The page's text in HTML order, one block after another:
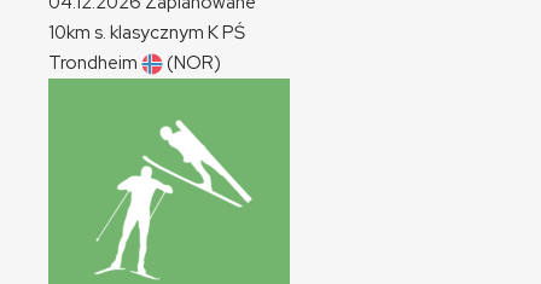
10km s. klasycznym KPŚ
Trondheim
(NOR)